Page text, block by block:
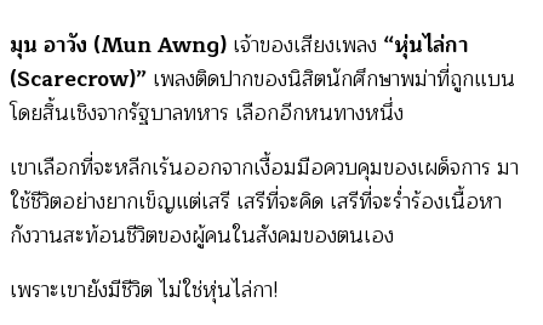
มุน อาวัง (Mun Awng) เจ้าของเสียงเพลง “หุ่นไล่กา
(Scarecrow)” เพลงติดปากของนิสิตนักศึกษาพม่าที่ถูกแบน
โดยสิ้นเชิงจากรัฐบาลทหาร เลือกอีกหนทางหนึ่ง
เขาเลือกที่จะหลีกเร้นออกจากเงื้อมมือควบคุมของเผด็จการ มา
ใช้ชีวิตอย่างยากเข็ญแต่เสรี เสรีที่จะคิด เสรีที่จะร่ำร้องเนื้อหา
กังวานสะท้อนชีวิตของผู้คนในสังคมของตนเอง
เพราะเขายังมีชีวิต ไม่ใช่หุ่นไล่กา!